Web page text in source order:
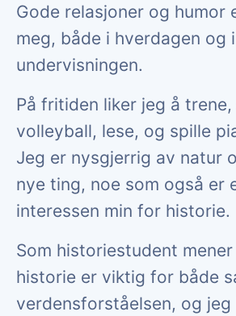
Gode relasjoner og humor
meg, både i hverdagen og i
undervisningen.
På fritiden liker jeg å trene,
volleyball, lese, og spille
Jeg er nysgjerrig av natur
nye ting, noe som også er
interessen min for historie.
Som historiestudent
historie er viktig for både
verdensforståelsen, og jeg